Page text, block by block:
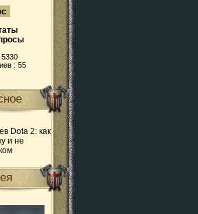
5330
: 55
Dota 2: как
и не